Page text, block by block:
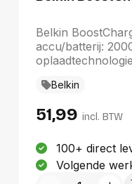
gemaakt voor
een persoonlijke
schrijft, laat zien
moeiteloos voor
Belkin
accu/batterij:
C-poorten: 1.
Belkin
51,99 incl. BTW
100+ direct
Volgende